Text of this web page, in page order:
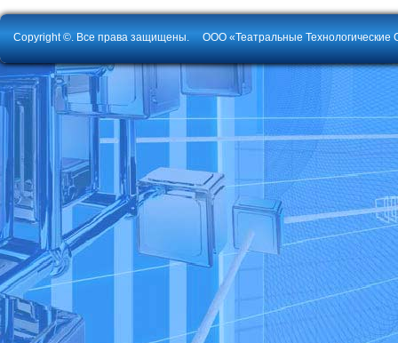
Copyright ©. Все права защищены. ООО «Театральные Технологические